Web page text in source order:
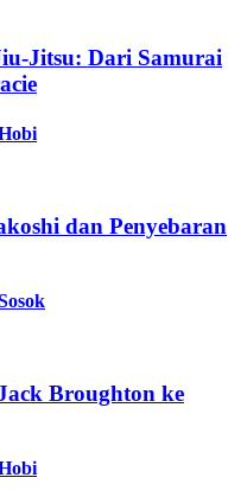
Jitsu: Dari Samurai
dan Penyebaran
Broughton ke